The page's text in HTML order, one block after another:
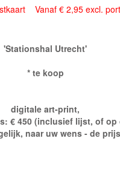
Vanaf € 2,95 excl.
'Stationshal Utrecht'
* te koop
digitale art-print,
€ 450(inclusief lijst, of op
naar uw wens - de